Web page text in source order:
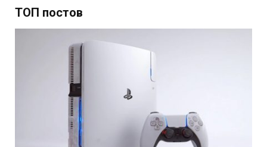
ТОП постов